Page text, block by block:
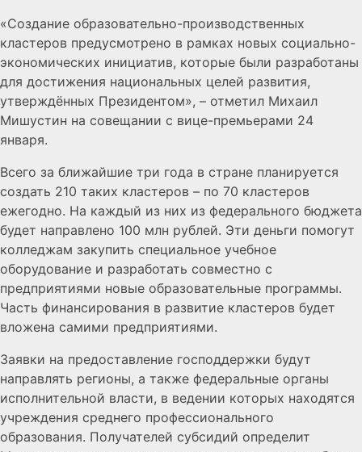
«Создание образовательно-производственных
кластеров предусмотрено в рамках новых социально-
экономических инициатив, которые были разработаны
для достижения национальных целей развития,
утверждённых Президентом», – отметил Михаил
Мишустин на совещании с вице-премьерами 24
января.
Всего за ближайшие три года в стране планируется
создать 210 таких кластеров – по 70 кластеров
ежегодно. На каждый из них из федерального бюджета
будет направлено 100 млн рублей. Эти деньги помогут
колледжам закупить специальное учебное
оборудование и разработать совместно с
предприятиями новые образовательные программы.
Часть финансирования в развитие кластеров будет
вложена самими предприятиями.
Заявки на предоставление господдержки будут
направлять регионы, а также федеральные органы
исполнительной власти, в ведении которых находятся
учреждения среднего профессионального
образования. Получателей субсидий определит